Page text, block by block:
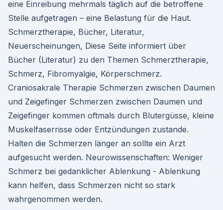
eine Einreibung mehrmals täglich auf die betroffene
Stelle aufgetragen – eine Belastung für die Haut.
Schmerztherapie, Bücher, Literatur,
Neuerscheinungen, Diese Seite informiert über
Bücher (Literatur) zu den Themen Schmerztherapie,
Schmerz, Fibromyalgie, Körperschmerz.
Craniosakrale Therapie Schmerzen zwischen Daumen
und Zeigefinger Schmerzen zwischen Daumen und
Zeigefinger kommen oftmals durch Blutergüsse, kleine
Muskelfaserrisse oder Entzündungen zustande.
Halten die Schmerzen länger an sollte ein Arzt
aufgesucht werden. Neurowissenschaften: Weniger
Schmerz bei gedanklicher Ablenkung - Ablenkung
kann helfen, dass Schmerzen nicht so stark
wahrgenommen werden.